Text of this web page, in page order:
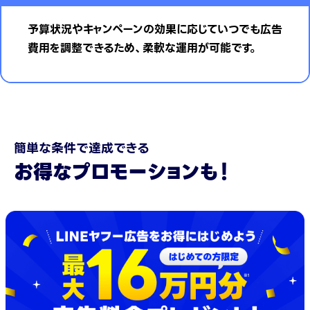
予算状況やキャンペーンの効果に応じていつでも広告
費用を調整できるため、柔軟な運用が可能です。
簡単な条件で達成できる
お得なプロモーションも！